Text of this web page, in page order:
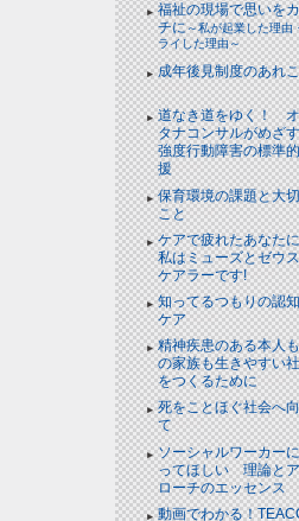
福祉の現場で思いを
チに～私が起業した理由
ライした理由～
成年後見制度のあれ
NEW!
道なき道をゆく！
タナコンサルがめ
強度行動障害の標準
援NEW!
保育環境の課題と大
ことNEW!
ケアで疲れたあなた
私はミューズとゼウ
ケアラーです!NEW!
知ってるつもりの認
ケアNEW!
精神疾患のある本人
の家族も生きやすい
をつくるためにNEW!
死をことほぐ社会へ
てNEW!
ソーシャルワーカー
ってほしい 理論と
ローチのエッセンス
動画でわかる！